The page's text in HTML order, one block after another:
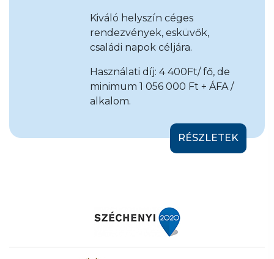
Kiváló helyszín céges
rendezvények, esküvők,
családi napok céljára.
Használati díj: 4 400Ft/ fő, de
minimum 1 056 000 Ft + ÁFA /
alkalom.
RÉSZLETEK